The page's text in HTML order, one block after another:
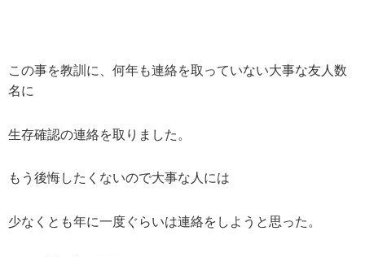
この事を教訓に、何年も連絡を取っていない大事な友人数
名に
生存確認の連絡を取りました。
もう後悔したくないので大事な人には
少なくとも年に一度ぐらいは連絡をしようと思った。